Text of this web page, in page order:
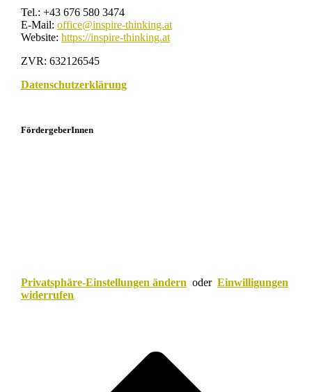
Tel.: +43 676 580 3474
E-Mail: office@inspire-thinking.at
Website: https://inspire-thinking.at
ZVR: 632126545
Datenschutzerklärung
FördergeberInnen
Privatsphäre-Einstellungen ändern oder Einwilligungen
widerrufen